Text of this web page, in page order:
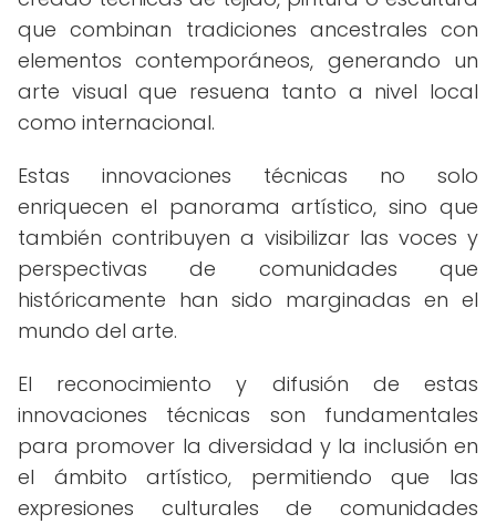
que combinan tradiciones ancestrales con
elementos contemporáneos, generando un
arte visual que resuena tanto a nivel local
como internacional.
Estas innovaciones técnicas no solo
enriquecen el panorama artístico, sino que
también contribuyen a visibilizar las voces y
perspectivas de comunidades que
históricamente han sido marginadas en el
mundo del arte.
El reconocimiento y difusión de estas
innovaciones técnicas son fundamentales
para promover la diversidad y la inclusión en
el ámbito artístico, permitiendo que las
expresiones culturales de comunidades